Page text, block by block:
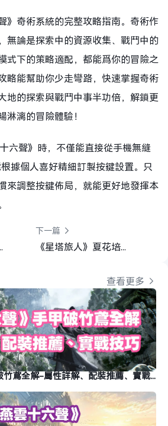
》奇術系統的完整攻略指南。奇術作
無論是探索中的資源收集、戰鬥中的
式下的策略適配，都能爲你的冒險之
略能幫助你少走彎路，快速掌握奇術
地的探索與戰鬥中事半功倍，解鎖更
淋漓的冒險體驗！
六聲》時，不僅能直接從手機無縫
據個人喜好精細訂製按鍵設置。只
來調整按鍵佈局，就能更好地發揮本
留心法及分解建議
下一篇
《星塔旅人》夏花培養攻略 | 技能解析、配隊玩法、抽取建議
查看更多
《燕雲十六聲》手甲破竹鳶全解-屬性詳解、配裝推薦、實戰技巧